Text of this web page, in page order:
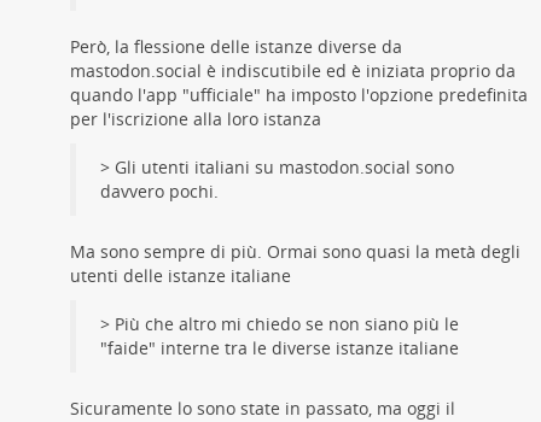
Però, la flessione delle istanze diverse da
mastodon.social è indiscutibile ed è iniziata proprio da
quando l'app "ufficiale" ha imposto l'opzione predefinita
per l'iscrizione alla loro istanza
> Gli utenti italiani su mastodon.social sono
davvero pochi.
Ma sono sempre di più. Ormai sono quasi la metà degli
utenti delle istanze italiane
> Più che altro mi chiedo se non siano più le
"faide" interne tra le diverse istanze italiane
Sicuramente lo sono state in passato, ma oggi il